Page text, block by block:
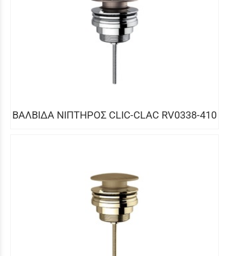
ΒΑΛΒΙΔΑ ΝΙΠΤΗΡΟΣ CLIC-CLAC RV0338-410